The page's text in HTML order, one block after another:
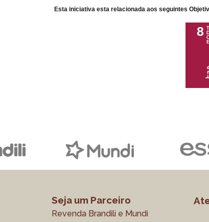
Esta iniciativa esta relacionada aos seguintes
8
Seja um Parceiro
Revenda Brandili e Mundi